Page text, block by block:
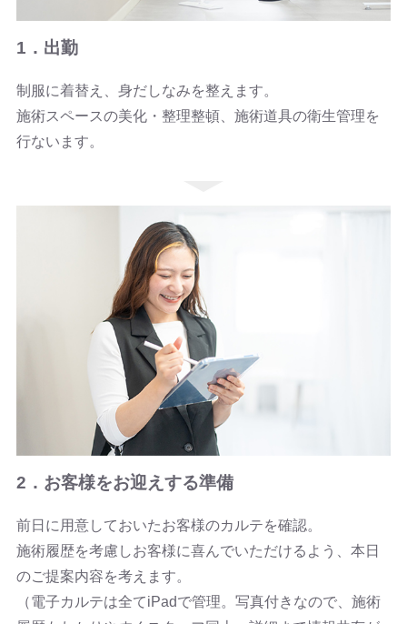
1．出勤
制服に着替え、身だしなみを整えます。
施術スペースの美化・整理整頓、施術道具の衛生管理を
行ないます。
2．お客様をお迎えする準備
前日に用意しておいたお客様のカルテを確認。
施術履歴を考慮しお客様に喜んでいただけるよう、本日
のご提案内容を考えます。
（電子カルテは全てiPadで管理。写真付きなので、施術